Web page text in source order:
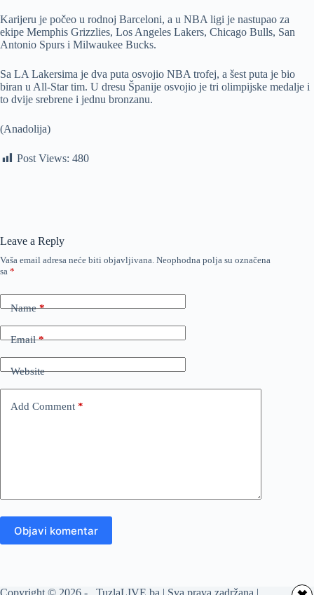
Karijeru je počeo u rodnoj Barceloni, a u NBA ligi je nastupao za
ekipe Memphis Grizzlies, Los Angeles Lakers, Chicago Bulls, San
Antonio Spurs i Milwaukee Bucks.
Sa LA Lakersima je dva puta osvojio NBA trofej, a šest puta je bio
biran u All-Star tim. U dresu Španije osvojio je tri olimpijske medalje i
to dvije srebrene i jednu bronzanu.
(Anadolija)
Post Views: 480
Leave a Reply
Vaša email adresa neće biti objavljivana. Neophodna polja su označena
sa *
Name*
Email*
Website
Add Comment *
Objavi komentar